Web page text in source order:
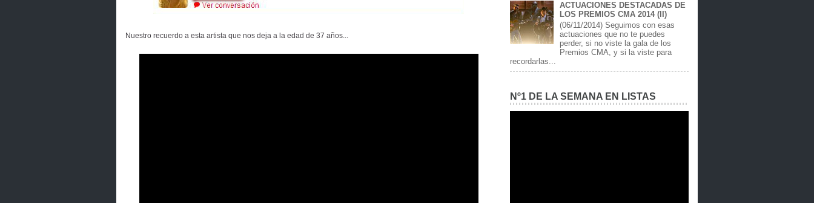
Nuestro recuerdo a esta artista que nos deja a la edad de 37 años...
ACTUACIONES DESTACADAS DE
LOS PREMIOS CMA 2014 (II)
(06/11/2014) Seguimos con esas
actuaciones que no te puedes
perder, si no viste la gala de los
Premios CMA, y si la viste para
recordarlas...
Nº1 DE LA SEMANA EN LISTAS